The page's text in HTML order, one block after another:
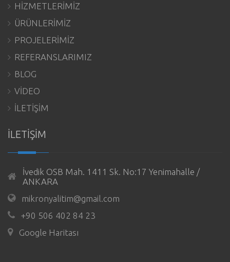
HİZMETLERİMİZ
ÜRÜNLERİMİZ
PROJELERİMİZ
REFERANSLARIMIZ
BLOG
VİDEO
İLETİŞİM
İLETİŞİM
İvedik OSB Mah. 1411 Sk. No:17 Yenimahalle /
ANKARA
mikronyalitim@gmail.com
+90 506 402 84 23
Google Haritası